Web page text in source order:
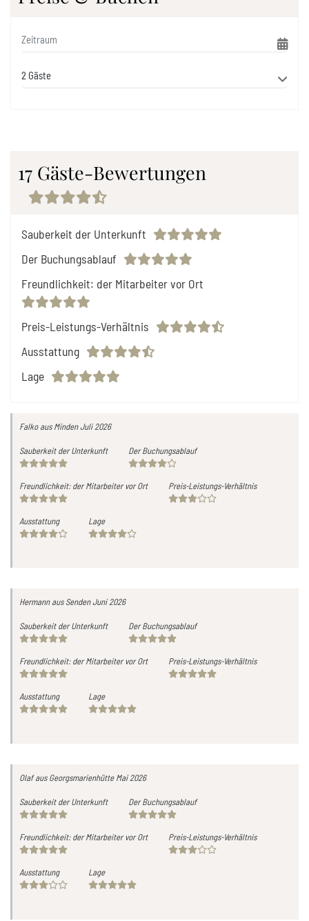
17 Gäste-Bewertungen
Sauberkeit der Unterkunft
Der Buchungsablauf
Freundlichkeit: der Mitarbeiter vor Ort
Preis-Leistungs-Verhältnis
Ausstattung
Lage
Falkoaus MindenJuli 2026
Sauberkeit der Unterkunft Der Buchungsablauf
Freundlichkeit: der Mitarbeiter vor Ort Preis-Leistungs-Verhältnis
Ausstattung Lage
Hermannaus SendenJuni 2026
Sauberkeit der Unterkunft Der Buchungsablauf
Freundlichkeit: der Mitarbeiter vor Ort Preis-Leistungs-Verhältnis
Ausstattung Lage
Olafaus Georgsmarienhütte Mai 2026
Sauberkeit der Unterkunft Der Buchungsablauf
Freundlichkeit: der Mitarbeiter vor Ort Preis-Leistungs-Verhältnis
Ausstattung Lage